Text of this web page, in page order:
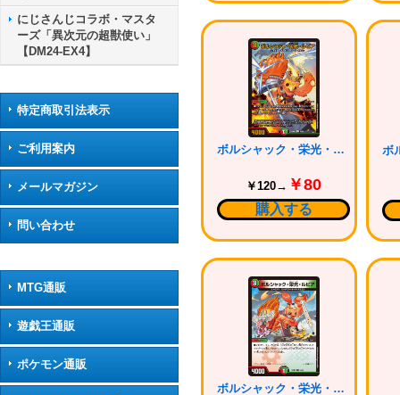
にじさんじコラボ・マスタ
ーズ「異次元の超獣使い」
【DM24-EX4】
特定商取引法表示
ご利用案内
メールマガジン
問い合わせ
MTG通販
遊戯王通販
ポケモン通販
ボルシャック・栄光・ルピア
￥120→ ￥80
購入する
ボルシャック・栄光・ルピア